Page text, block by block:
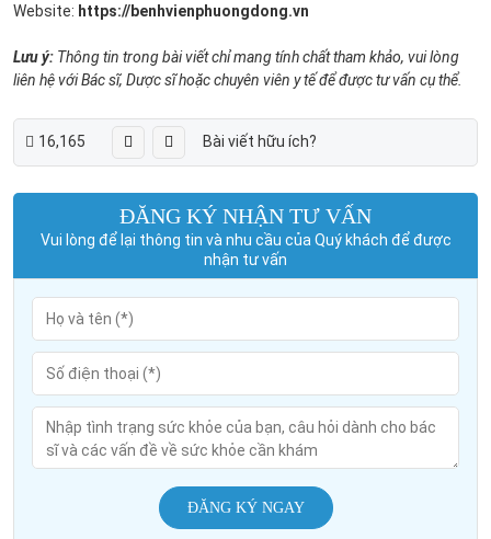
Website: https://benhvienphuongdong.vn
Lưu ý: Thông tin trong bài viết chỉ mang tính chất tham khảo, vui lòng
liên hệ với Bác sĩ, Dược sĩ hoặc chuyên viên y tế để được tư vấn cụ thể.
16,165 Bài viết hữu ích?
ĐĂNG KÝ NHẬN TƯ VẤN
Vui lòng để lại thông tin và nhu cầu của Quý khách để được
nhận tư vấn
ĐĂNG KÝ NGAY